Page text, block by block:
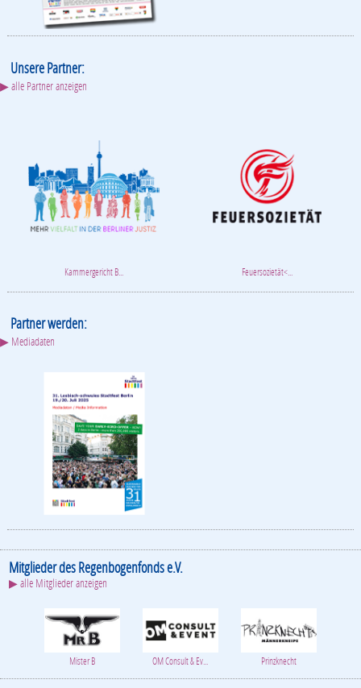
Unsere Partner:
▶ alle Partner anzeigen
Kammergericht B... Feuersozietät<...
Partner werden:
▶ Mediadaten
Mitglieder des Regenbogenfonds e.V.
▶ alle Mitglieder anzeigen
Mister B OM Consult & Ev... Prinzknecht